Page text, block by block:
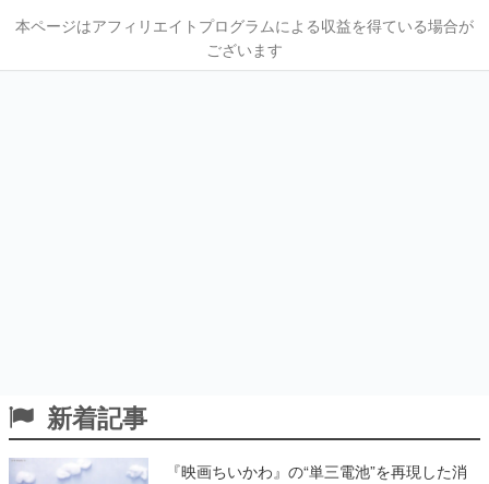
本ページはアフィリエイトプログラムによる収益を得ている場合が
ございます
新着記事
『映画ちいかわ』の“単三電池”を再現した消